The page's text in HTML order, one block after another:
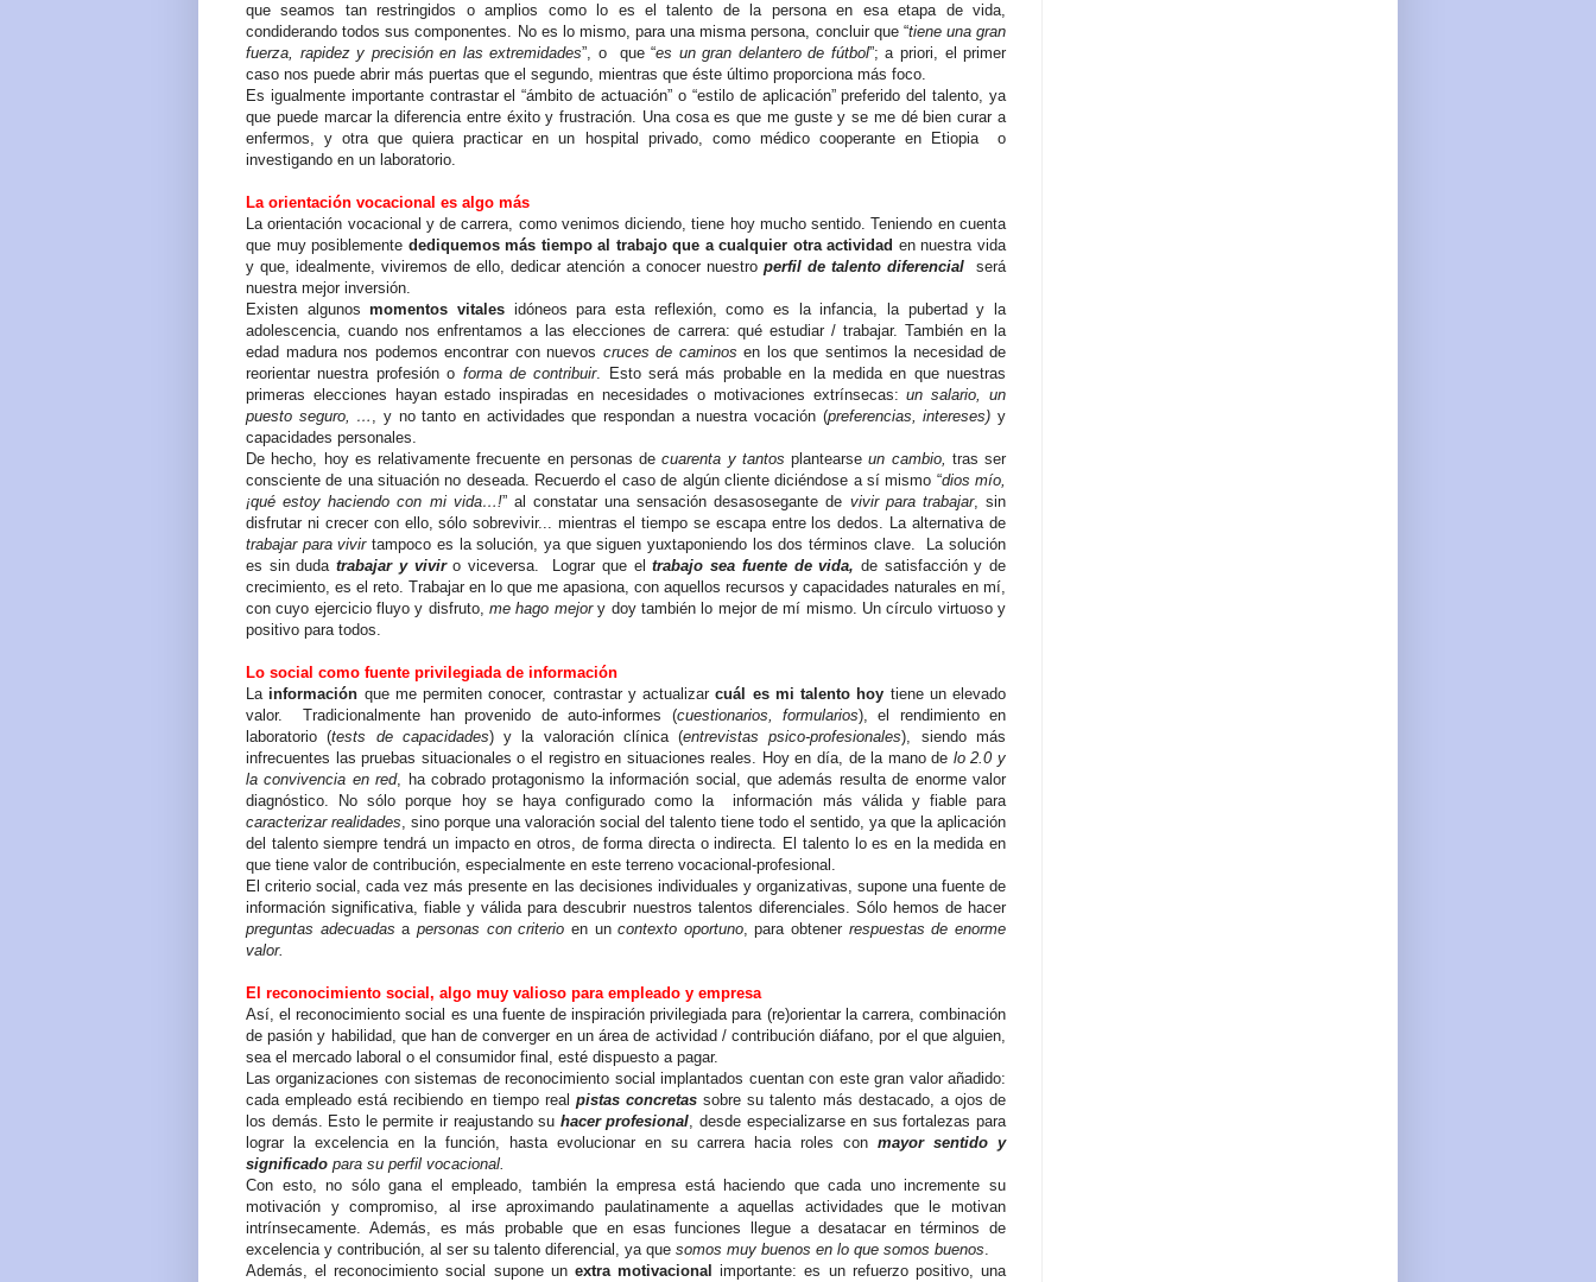
que seamos tan restringidos o amplios como lo es el talento de la persona en esa etapa de vida,
condiderando todos sus componentes. No es lo mismo, para una misma persona, concluir que “tiene una gran
fuerza, rapidez y precisión en las extremidades”, o que “es un gran delantero de fútbol”; a priori, el primer
caso nos puede abrir más puertas que el segundo, mientras que éste último proporciona más foco.
Es igualmente importante contrastar el “ámbito de actuación” o “estilo de aplicación” preferido del talento, ya
que puede marcar la diferencia entre éxito y frustración. Una cosa es que me guste y se me dé bien curar a
enfermos, y otra que quiera practicar en un hospital privado, como médico cooperante en Etiopia o
investigando en un laboratorio.
La orientación vocacional es algo más
La orientación vocacional y de carrera, como venimos diciendo, tiene hoy mucho sentido. Teniendo en cuenta
que muy posiblemente dediquemos más tiempo al trabajo que a cualquier otra actividad en nuestra vida
y que, idealmente, viviremos de ello, dedicar atención a conocer nuestro perfil de talento diferencial
será
nuestra mejor inversión.
Existen algunosmomentos vitales idóneos para esta reflexión, como es la infancia, la pubertad y la
adolescencia, cuando nos enfrentamos a las elecciones de carrera: qué estudiar / trabajar. También en la
edad madura nos podemos encontrar con nuevos cruces de caminos en los que sentimos la necesidad de
reorientar nuestra profesión o forma de contribuir.
Esto será más probable en la medida en que nuestras
primeras elecciones hayan estado inspiradas en necesidades o motivaciones extrínsecas:un salario, un
puesto seguro, … , y no tanto en actividades que respondan a nuestra vocación (preferencias, intereses)y
capacidades personales.
De hecho, hoy es relativamente frecuente en personas decuarenta y tantos plantearseun cambio, tras ser
consciente de una situación no deseada. Recuerdo el caso de algún cliente diciéndose a sí mismo “dios mío,
¡qué estoy haciendo con mi vida…!” al constatar una sensación desasosegante de vivir para trabajar, sin
disfrutar ni crecer con ello, sólo sobrevivir... mientras el tiempo se escapa entre los dedos. La alternativa de
trabajar para vivirtampoco es la solución, ya que siguen yuxtaponiendo los dos términos clave.
La solución
es sin dudatrabajar y viviro viceversa. Lograr que eltrabajo sea fuente de vida, de satisfacción y de
crecimiento, es el reto. Trabajar en lo que me apasiona, con aquellos recursos y capacidades naturales en mí,
con cuyo ejercicio fluyo y disfruto,me hago mejory doy también lo mejor de mí mismo. Un círculo virtuoso y
positivo para todos.
Lo social como fuente privilegiada de información
La información que me permiten conocer, contrastar y actualizarcuál es mi talento hoy tiene un elevado
valor.
Tradicionalmente han provenido de auto-informes (cuestionarios, formularios), el rendimiento en
laboratorio (tests de capacidades) y la valoración clínica (entrevistas psico-profesionales), siendo más
infrecuentes las pruebas situacionales o el registro en situaciones reales. Hoy en día, de la mano de lo 2.0 y
la convivencia en red, ha cobrado protagonismo la información social, que además resulta de enorme valor
diagnóstico. No sólo porque hoy se haya configurado como la
información más válida y fiable para
caracterizar realidades, sino porque una valoración social del talento tiene todo el sentido, ya que la aplicación
del talento siempre tendrá un impacto en otros, de forma directa o indirecta. El talento lo es en la medida en
que tiene valor de contribución, especialmente en este terreno vocacional-profesional.
El criterio social, cada vez más presente en las decisiones individuales y organizativas, supone una fuente de
información significativa, fiable y válida para descubrir nuestros talentos diferenciales. Sólo hemos de hacer
preguntas adecuadas a personas con criterio en uncontexto oportuno, para obtener respuestas de enorme
valor.
El reconocimiento social, algo muy valioso para empleado y empresa
Así, el reconocimiento social es una fuente de inspiración privilegiada para (re)orientar la carrera, combinación
de pasión y habilidad, que han de converger en un área de actividad / contribución diáfano, por el que alguien,
sea el mercado laboral o el consumidor final, esté dispuesto a pagar.
Las organizaciones con sistemas de reconocimiento social implantados cuentan con este gran valor añadido:
cada empleado está recibiendo en tiempo real pistas concretas sobre su talento más destacado, a ojos de
los demás. Esto le permite ir reajustando su hacer profesional, desde especializarse en sus fortalezas para
lograr la excelencia en la función, hasta evolucionar en su carrera hacia roles con mayor sentido y
significado para su perfil vocacional.
Con esto, no sólo gana el empleado, también la empresa está haciendo que cada uno incremente su
motivación y compromiso, al irse aproximando paulatinamente a aquellas actividades que le motivan
intrínsecamente. Además, es más probable que en esas funciones llegue a desatacar en términos de
excelencia y contribución, al ser su talento diferencial, ya que somos muy buenos en lo que somos buenos.
Además, el reconocimiento social supone un extra motivacionalimportante: es un refuerzo positivo, una